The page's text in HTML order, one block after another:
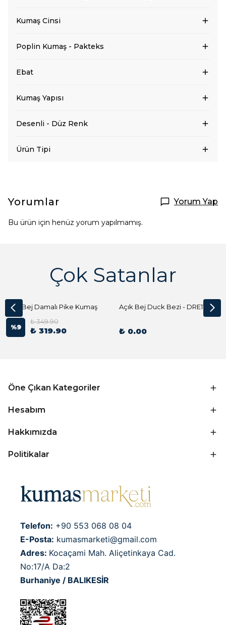
Kumaş Cinsi
Poplin Kumaş - Pakteks
Ebat
Kumaş Yapısı
Desenli - Düz Renk
Ürün Tipi
Yorumlar Yorum Yap
Bu ürün için henüz yorum yapılmamış.
Çok Satanlar
Açık Bej Damalı Pike Kumaş
%9
₺ 349.90
₺ 319.90
Açık Bej Duck Bezi - DRE1144 Kumaş Peçete
₺ 0.00
Öne Çıkan Kategoriler
Hesabım
Hakkımızda
Politikalar
Telefon: +90 553 068 08 04
E-Posta: kumasmarketi@gmail.com
Adres: Kocaçami Mah. Aliçetinkaya Cad.
No:17/A Da:2
Burhaniye / BALIKESİR